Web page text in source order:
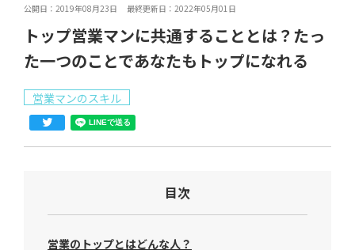
公開日：2019年08月23日 最終更新日：2022年05月01日
トップ営業マンに共通することとは？たっ
た一つのことであなたもトップになれる
営業マンのスキル
目次
営業のトップとはどんな人？